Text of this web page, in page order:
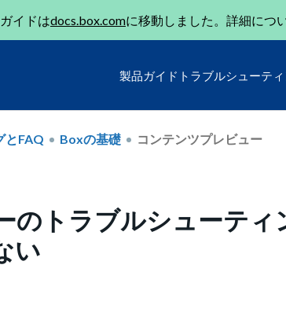
イドはdocs.box.comに移動しました。詳細につ
製品ガイド トラブルシューテ
とFAQ Boxの基礎 コンテンツプレビュー
のトラブルシューティ
い